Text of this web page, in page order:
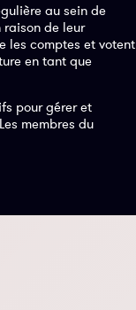
au sein de
raison de leur
les comptes et votent
en tant que
pour gérer et
membres du